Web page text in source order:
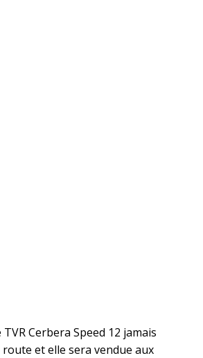
Cerbera Speed 12 jamais
et elle sera vendue aux